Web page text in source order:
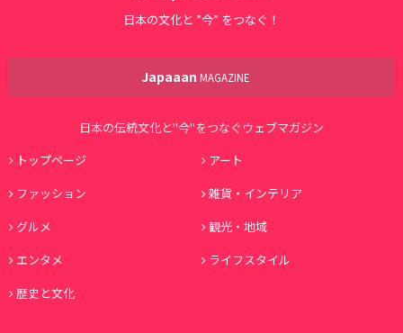
日本の文化と ”今” をつなぐ！
Japaaan MAGAZINE
日本の伝統文化と"今"をつなぐウェブマガジン
トップページ
アート
ファッション
雑貨・インテリア
グルメ
観光・地域
エンタメ
ライフスタイル
歴史と文化